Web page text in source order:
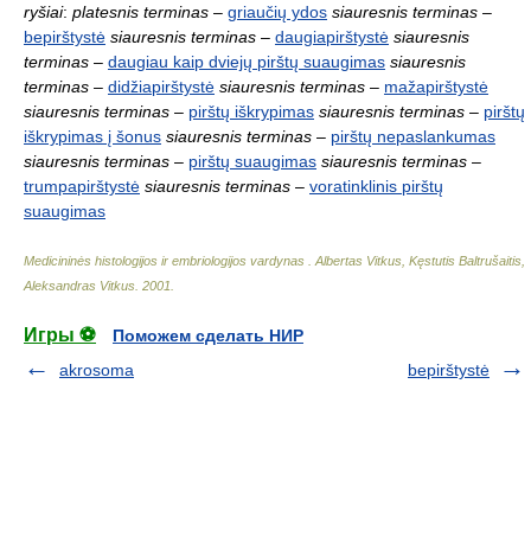
ryšiai: platesnis terminas – griaučių ydos siauresnis terminas –
bepirštystė siauresnis terminas – daugiapirštystė siauresnis
terminas – daugiau kaip dviejų pirštų suaugimas siauresnis
terminas – didžiapirštystė siauresnis terminas – mažapirštystė
siauresnis terminas – pirštų iškrypimas siauresnis terminas – pirštų
iškrypimas į šonus siauresnis terminas – pirštų nepaslankumas
siauresnis terminas – pirštų suaugimas siauresnis terminas –
trumpapirštystė siauresnis terminas – voratinklinis pirštų
suaugimas
Medicininės histologijos ir embriologijos vardynas
Albertas Vitkus, Kęstutis Baltrušaitis,
Aleksandras Vitkus 2001
Игры ⚽
Поможем сделать НИР
akrosoma
bepirštystė